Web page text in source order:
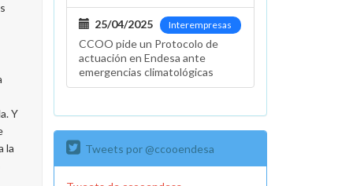
Y
la
Interempresas
25/04/2025
CCOO pide un Protocolo de
actuación en Endesa ante
emergencias climatológicas
Tweets por @ccooendesa